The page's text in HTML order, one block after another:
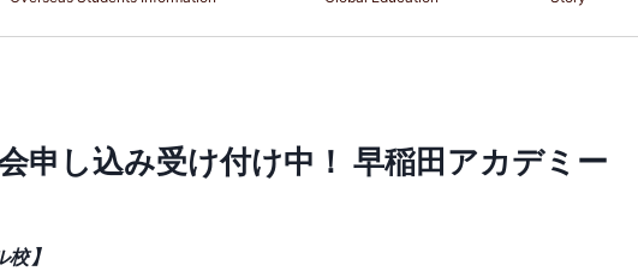
申し込み受け付け中！ 早稲田アカデミー
校】